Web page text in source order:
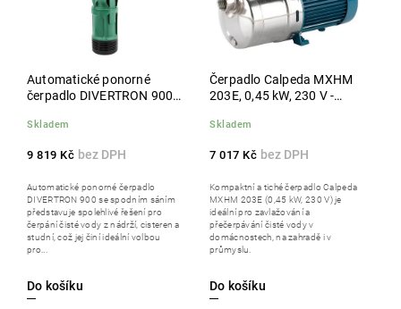
Automatické ponorné
čerpadlo DIVERTRON 900
Skladem
9 819 Kč
Do košíku
Automatické ponorné čerpadlo
DIVERTRON 900 se spodním sáním
představuje spolehlivé řešení pro
čerpání čisté vody z nádrží, cisteren a
studní, což jej činí ideální volbou
pro...
Čerpadlo Calpeda MXHM
203E, 0,45 kW, 230 V -
Skladem
7 017 Kč
Do košíku
Kompaktní a tiché čerpadlo Calpeda
MXHM 203E (0,45 kW, 230 V) je
ideální pro zavlažování a
přečerpávání čisté vody v
domácnostech, na zahradě i v
průmyslu.